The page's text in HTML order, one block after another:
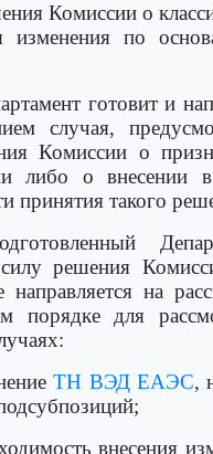
Комиссии о
изменения по
готовит и
случая,
Комиссии о
либо о внесении
принятия такого
решения
направляется на
порядке для
ТН ВЭД ЕАЭС,
внесения